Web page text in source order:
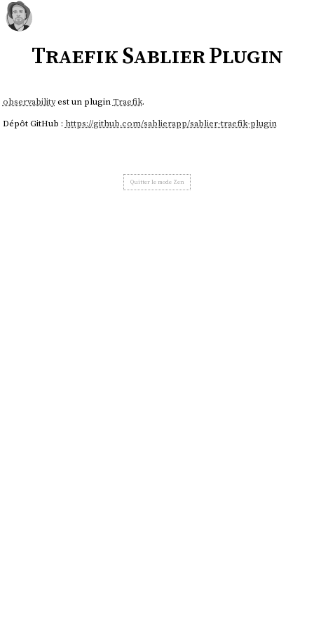
Traefik Sablier Plugin
observabilityest un pluginTraefik.
Dépôt GitHub : https://github.com/sablierapp/sablier-traefik-plugin
Quitter le mode Zen